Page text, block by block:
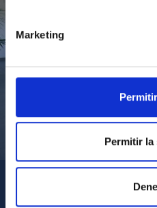
Marketing
Permitir la
Visita del Presidente de